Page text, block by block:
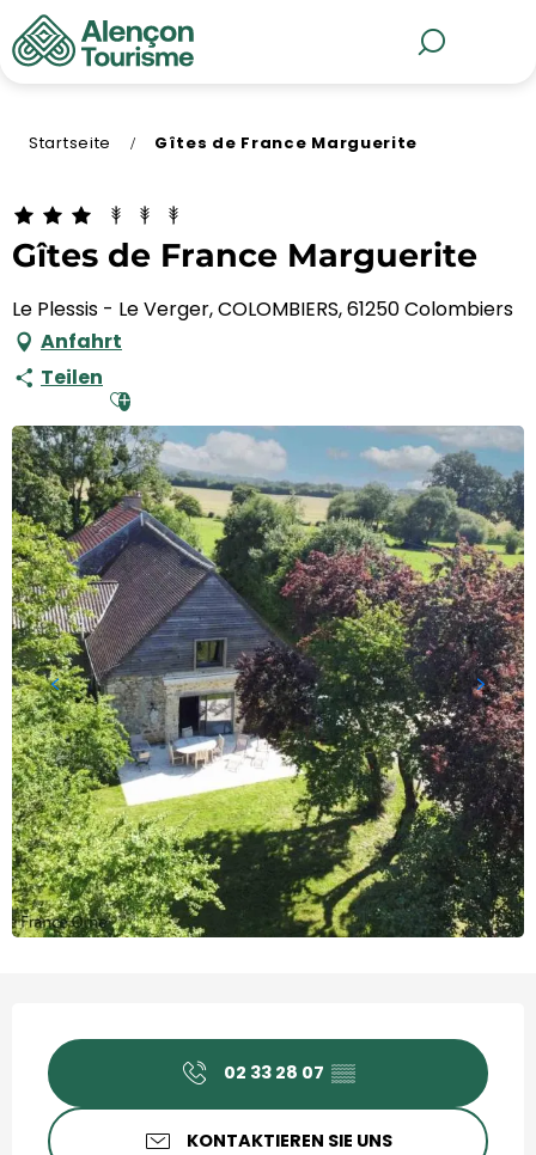
Aller
au
contenu
Startseite Gîtes de France Marguerite
Gîtes de France Marguerite
Le Plessis - Le Verger, COLOMBIERS, 61250 Colombiers
Anfahrt
Teilen Ajouter aux favoris
Öffnungszeiten &
02 33 28 07 ▒▒
KONTAKTIEREN SIE UNS